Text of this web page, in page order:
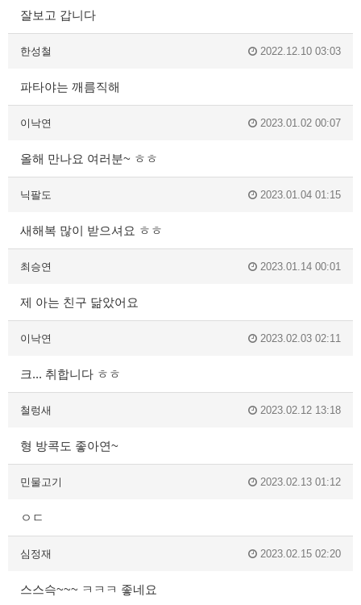
잘보고 갑니다
한성철 2022.12.10 03:03
파타야는 깨름직해
이낙연 2023.01.02 00:07
올해 만나요 여러분~ ㅎㅎ
닉팔도 2023.01.04 01:15
새해복 많이 받으셔요 ㅎㅎ
최승연 2023.01.14 00:01
제 아는 친구 닮았어요
이낙연 2023.02.03 02:11
크... 취합니다 ㅎㅎ
철렁새 2023.02.12 13:18
형 방콕도 좋아연~
민물고기 2023.02.13 01:12
ㅇㄷ
심정재 2023.02.15 02:20
스스슥~~~ ㅋㅋㅋ 좋네요